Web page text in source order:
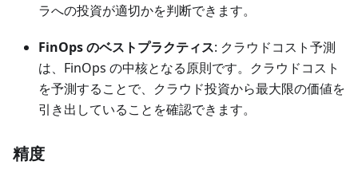
ラへの投資が適切かを判断できます。
FinOps のベストプラクティス: クラウドコスト予測
は、FinOps の中核となる原則です。クラウドコスト
を予測することで、クラウド投資から最大限の価値を
引き出していることを確認できます。
精度